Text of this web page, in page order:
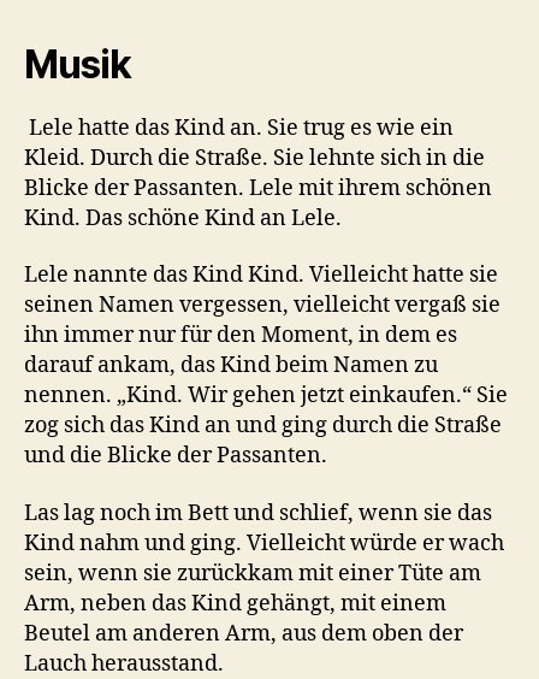
Musik
Lele hatte das Kind an. Sie trug es wie ein
Kleid. Durch die Straße. Sie lehnte sich in die
Blicke der Passanten. Lele mit ihrem schönen
Kind. Das schöne Kind an Lele.
Lele nannte das Kind Kind. Vielleicht hatte sie
seinen Namen vergessen, vielleicht vergaß sie
ihn immer nur für den Moment, in dem es
darauf ankam, das Kind beim Namen zu
nennen. „Kind. Wir gehen jetzt einkaufen.“ Sie
zog sich das Kind an und ging durch die Straße
und die Blicke der Passanten.
Las lag noch im Bett und schlief, wenn sie das
Kind nahm und ging. Vielleicht würde er wach
sein, wenn sie zurückkam mit einer Tüte am
Arm, neben das Kind gehängt, mit einem
Beutel am anderen Arm, aus dem oben der
Lauch herausstand.